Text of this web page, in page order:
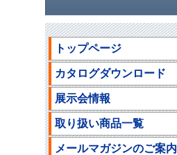
トップページ
カタログダウンロード
展示会情報
取り扱い商品一覧
メールマガジンのご案内